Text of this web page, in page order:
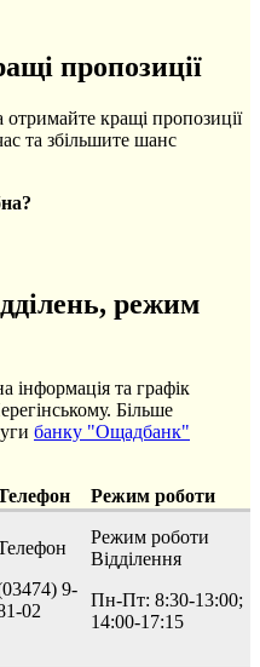
пропозиції
кращі пропозиції
та збільшите шанс
режим
інформація та графік
Більше
банку "Ощадбанк"
Режим роботи
9-
02
Режим роботи
Відділення
Пн-Пт: 8:30-13:00;
14:00-17:15